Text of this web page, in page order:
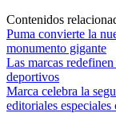
Contenidos
Puma convierte la
monumento gigante
Las marcas
deportivos
Marca celebra la
editoriales